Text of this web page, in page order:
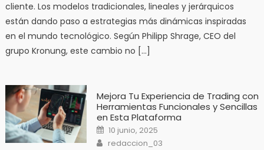
cliente. Los modelos tradicionales, lineales y jerárquicos
están dando paso a estrategias más dinámicas inspiradas
en el mundo tecnológico. Según Philipp Shrage, CEO del
grupo Kronung, este cambio no […]
Mejora Tu Experiencia de Trading con
Herramientas Funcionales y Sencillas
en Esta Plataforma
Posted
on
10 junio, 2025
Author
redaccion_03